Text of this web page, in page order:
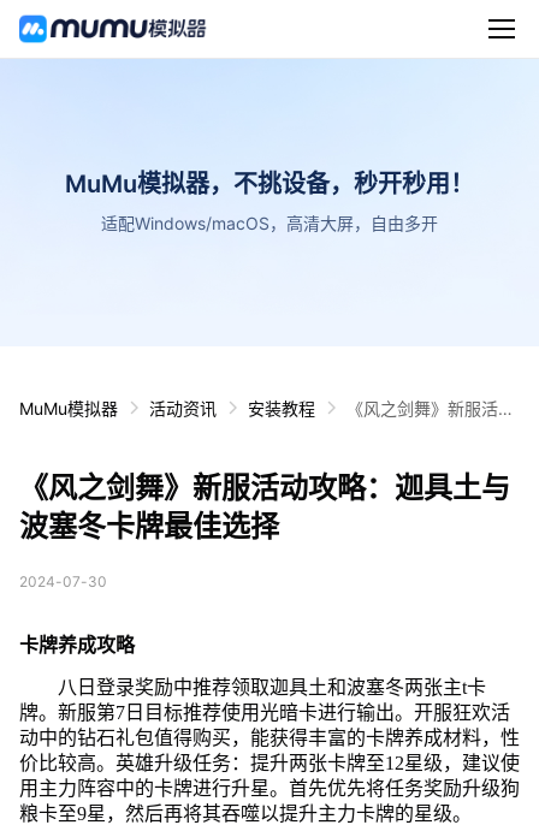
MuMu模拟器，不挑设备，秒开秒用！
适配Windows/macOS，高清大屏，自由多开
MuMu模拟器 活动资讯 安装教程
《风之剑舞》新服活动
《风之剑舞》新服活动攻略：迦具土与
波塞冬卡牌最佳选择
2024-07-30
卡牌养成攻略
八日登录奖励中推荐领取迦具土和波塞冬两张主t卡
牌。新服第7日目标推荐使用光暗卡进行输出。开服狂欢活
动中的钻石礼包值得购买，能获得丰富的卡牌养成材料，性
价比较高。英雄升级任务：提升两张卡牌至12星级，建议使
用主力阵容中的卡牌进行升星。首先优先将任务奖励升级狗
粮卡至9星，然后再将其吞噬以提升主力卡牌的星级。